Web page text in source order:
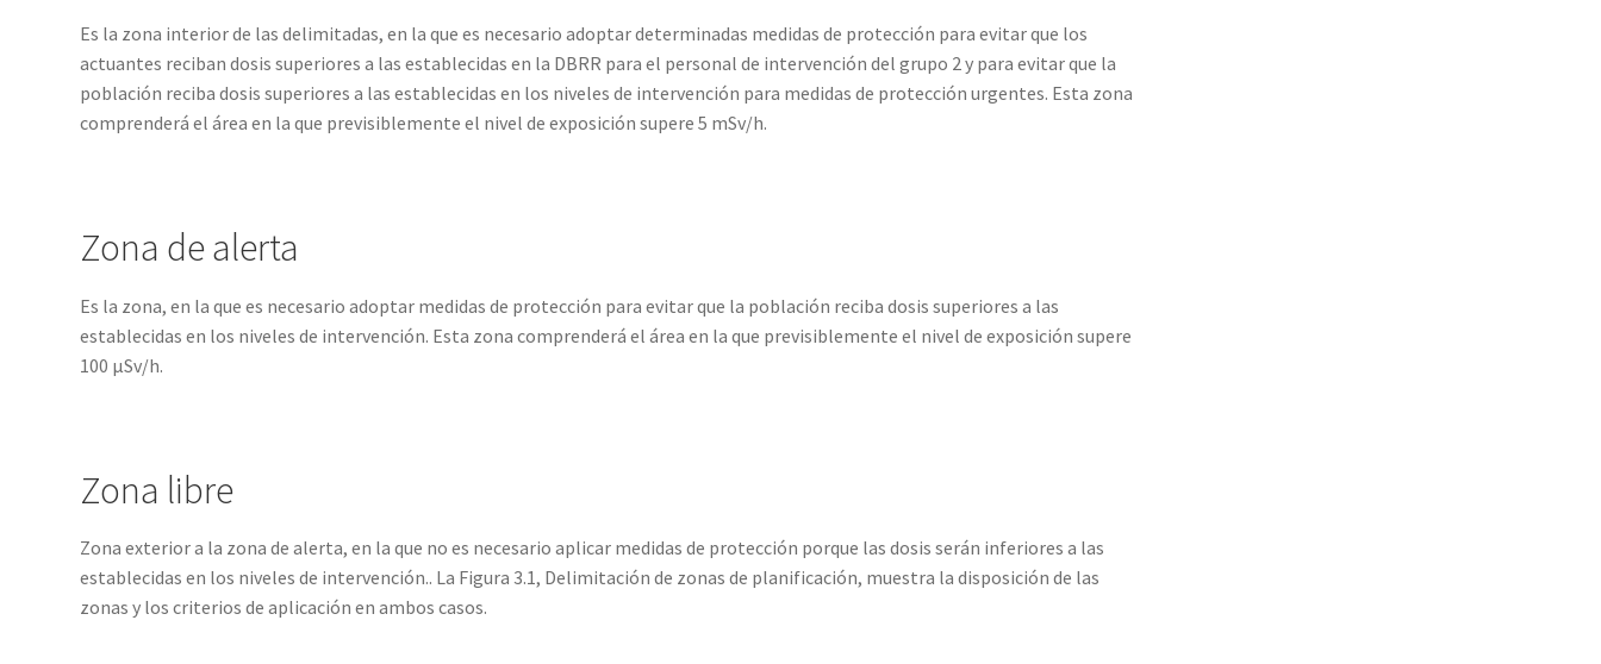
Es la zona interior de las delimitadas, en la que es necesario adoptar determinadas medidas de protección para evitar que los
actuantes reciban dosis superiores a las establecidas en la DBRR para el personal de intervención del grupo 2 y para evitar que la
población reciba dosis superiores a las establecidas en los niveles de intervención para medidas de protección urgentes. Esta zona
comprenderá el área en la que previsiblemente el nivel de exposición supere 5 mSv/h.
Zona de alerta
Es la zona, en la que es necesario adoptar medidas de protección para evitar que la población reciba dosis superiores a las
establecidas en los niveles de intervención. Esta zona comprenderá el área en la que previsiblemente el nivel de exposición supere
100 μSv/h.
Zona libre
Zona exterior a la zona de alerta, en la que no es necesario aplicar medidas de protección porque las dosis serán inferiores a las
establecidas en los niveles de intervención.. La Figura 3.1, Delimitación de zonas de planificación, muestra la disposición de las
zonas y los criterios de aplicación en ambos casos.